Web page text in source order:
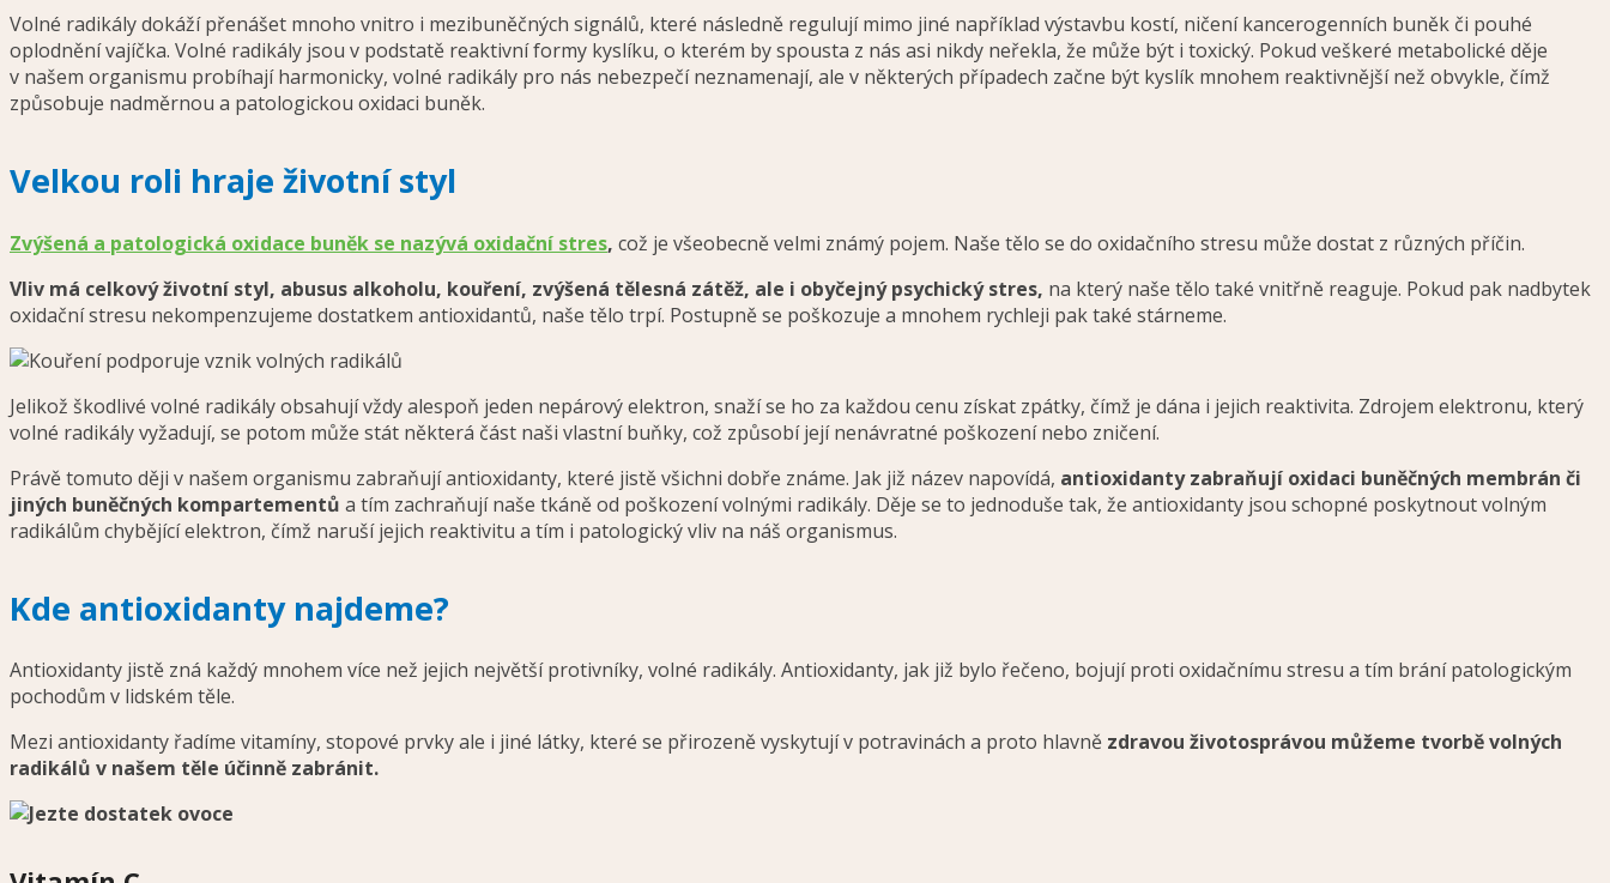
Volné radikály dokáží přenášet mnoho vnitro i mezibuněčných signálů, které následně regulují mimo jiné například výstavbu kostí, ničení kancerogenních buněk či pouhé
oplodnění vajíčka. Volné radikály jsou v podstatě reaktivní formy kyslíku, o kterém by spousta z nás asi nikdy neřekla, že může být i toxický. Pokud veškeré metabolické děje
v našem organismu probíhají harmonicky, volné radikály pro nás nebezpečí neznamenají, ale v některých případech začne být kyslík mnohem reaktivnější než obvykle, čímž
způsobuje nadměrnou a patologickou oxidaci buněk.
Velkou roli hraje životní styl
Zvýšená a patologická oxidace buněk se nazývá oxidační stres, což je všeobecně velmi známý pojem. Naše tělo se do oxidačního stresu může dostat z různých příčin.
Vliv má celkový životní styl, abusus alkoholu, kouření, zvýšená tělesná zátěž, ale i obyčejný psychický stres, na který naše tělo také vnitřně reaguje. Pokud pak nadbytek
oxidační stresu nekompenzujeme dostatkem antioxidantů, naše tělo trpí. Postupně se poškozuje a mnohem rychleji pak také stárneme.
Jelikož škodlivé volné radikály obsahují vždy alespoň jeden nepárový elektron, snaží se ho za každou cenu získat zpátky, čímž je dána i jejich reaktivita. Zdrojem elektronu, který
volné radikály vyžadují, se potom může stát některá část naši vlastní buňky, což způsobí její nenávratné poškození nebo zničení.
Právě tomuto ději v našem organismu zabraňují antioxidanty, které jistě všichni dobře známe. Jak již název napovídá, antioxidanty zabraňují oxidaci buněčných membrán či
jiných buněčných kompartementů a tím zachraňují naše tkáně od poškození volnými radikály. Děje se to jednoduše tak, že antioxidanty jsou schopné poskytnout volným
radikálům chybějící elektron, čímž naruší jejich reaktivitu a tím i patologický vliv na náš organismus.
Kde antioxidanty najdeme?
Antioxidanty jistě zná každý mnohem více než jejich největší protivníky, volné radikály. Antioxidanty, jak již bylo řečeno, bojují proti oxidačnímu stresu a tím brání patologickým
pochodům v lidském těle.
Mezi antioxidanty řadíme vitamíny, stopové prvky ale i jiné látky, které se přirozeně vyskytují v potravinách a proto hlavně zdravou životosprávou můžeme tvorbě volných
radikálů v našem těle účinně zabránit.